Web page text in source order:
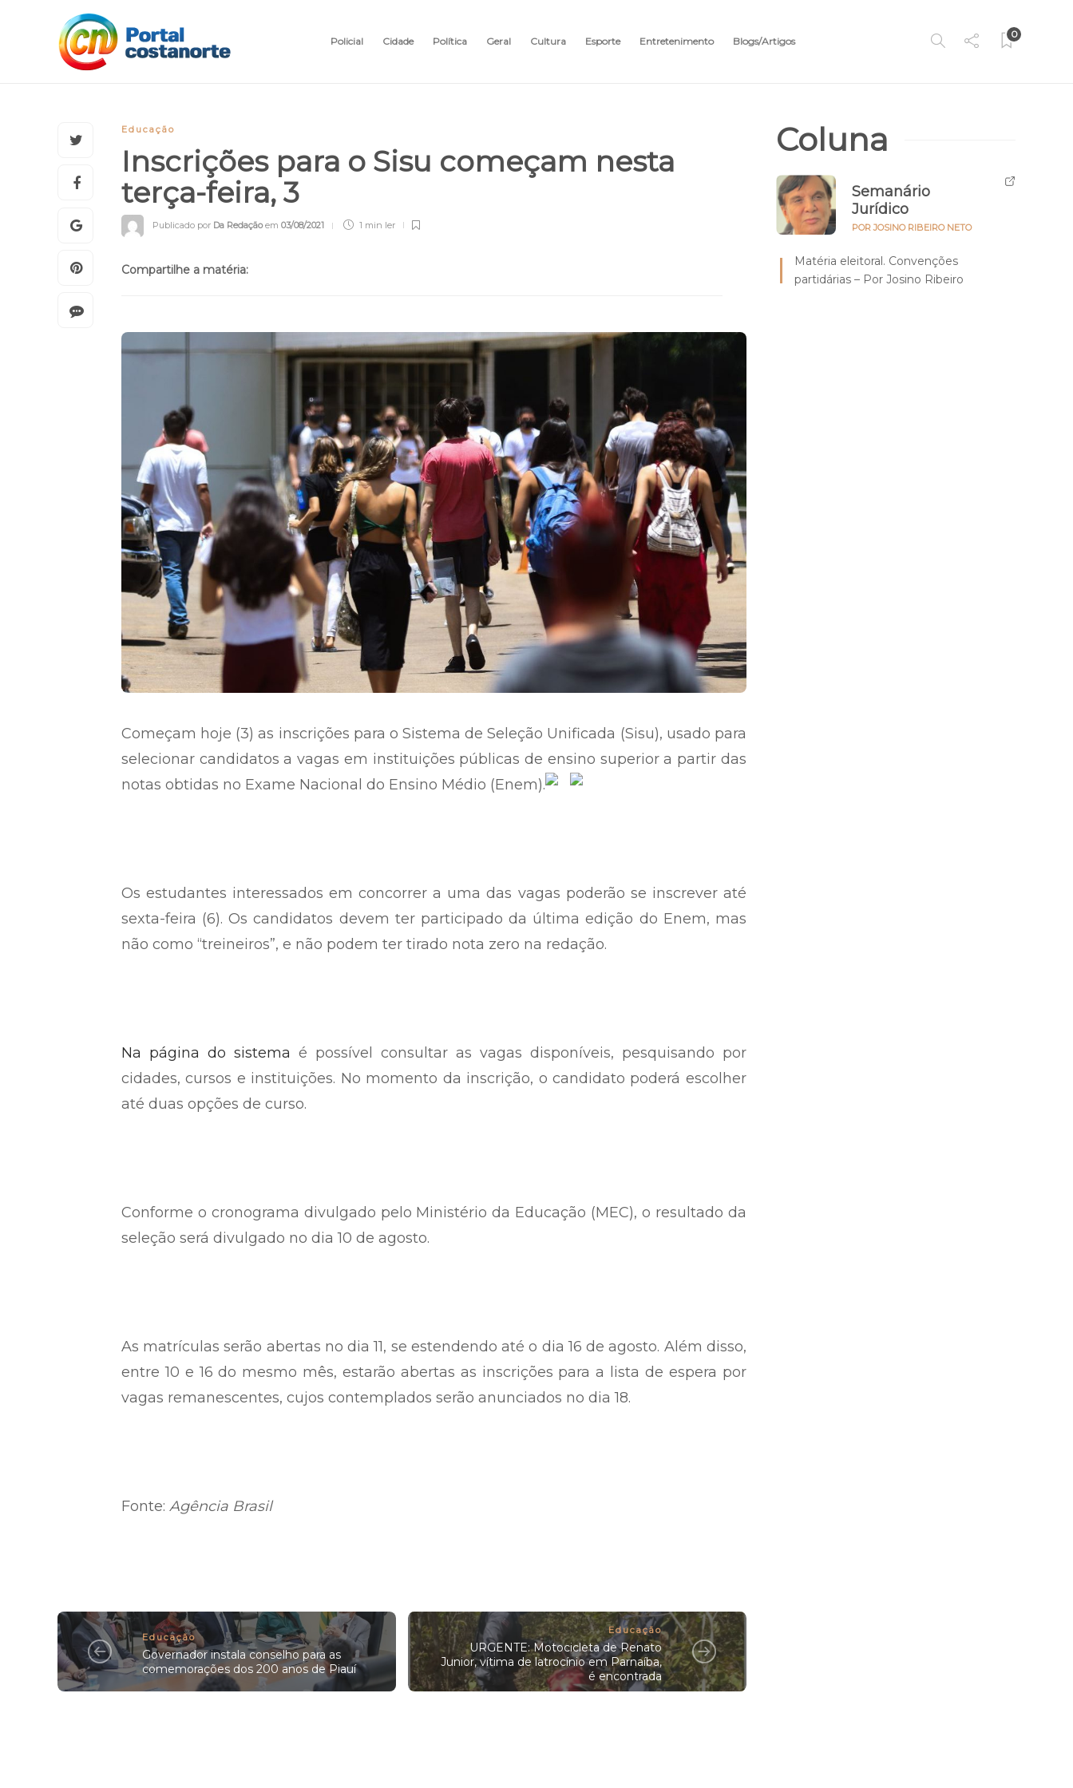
Policial Cidade Política Geral Cultura Esporte Entretenimento Blogs/Artigos
0
Educação
Inscrições para o Sisu começam nesta
terça-feira, 3
Publicado por Da Redaçãoem 03/08/2021 1 min ler
Compartilhe a matéria:
Começam hoje (3) as inscrições para o Sistema de Seleção Unificada (Sisu), usado para
selecionar candidatos a vagas em instituições públicas de ensino superior a partir das
notas obtidas no Exame Nacional do Ensino Médio (Enem).
Os estudantes interessados em concorrer a uma das vagas poderão se inscrever até
sexta-feira (6). Os candidatos devem ter participado da última edição do Enem, mas
não como “treineiros”, e não podem ter tirado nota zero na redação.
Na página do sistema é possível consultar as vagas disponíveis, pesquisando por
cidades, cursos e instituições. No momento da inscrição, o candidato poderá escolher
até duas opções de curso.
Conforme o cronograma divulgado pelo Ministério da Educação (MEC), o resultado da
seleção será divulgado no dia 10 de agosto.
As matrículas serão abertas no dia 11, se estendendo até o dia 16 de agosto. Além disso,
entre 10 e 16 do mesmo mês, estarão abertas as inscrições para a lista de espera por
vagas remanescentes, cujos contemplados serão anunciados no dia 18.
Fonte: Agência Brasil
Educação
Governador instala conselho para as
comemorações dos 200 anos de Piauí
Educação
URGENTE: Motocicleta de Renato
Junior, vítima de latrocínio em Parnaíba,
é encontrada
Coluna
Semanário
Jurídico
POR JOSINO RIBEIRO NETO
Matéria eleitoral. Convenções
partidárias – Por Josino Ribeiro